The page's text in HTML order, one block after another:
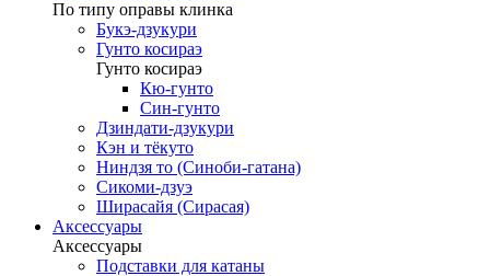
По типу оправы клинка
Букэ-дзукури
Гунто косираэ
Гунто косираэ
Кю-гунто
Син-гунто
Дзиндати-дзукури
Кэн и тёкуто
Ниндзя то (Синоби-гатана)
Сикоми-дзуэ
Ширасайя (Сирасая)
Аксессуары
Аксессуары
Подставки для катаны